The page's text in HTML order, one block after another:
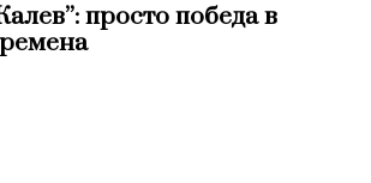
просто победа в